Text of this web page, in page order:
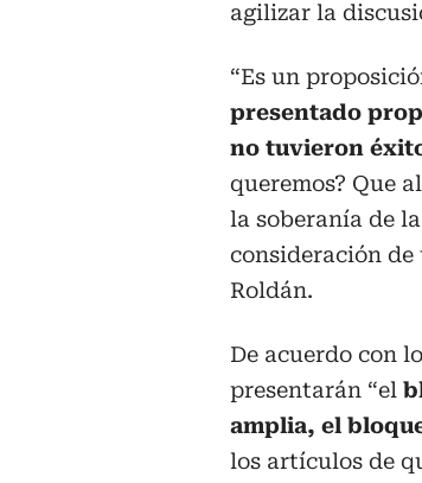
agilizar la
“Es un
presentado
no tuvieron
queremos? Que
la soberanía de
consideración
Roldán.
De acuerdo con
presentarán “el
amplia, el
los artículos de